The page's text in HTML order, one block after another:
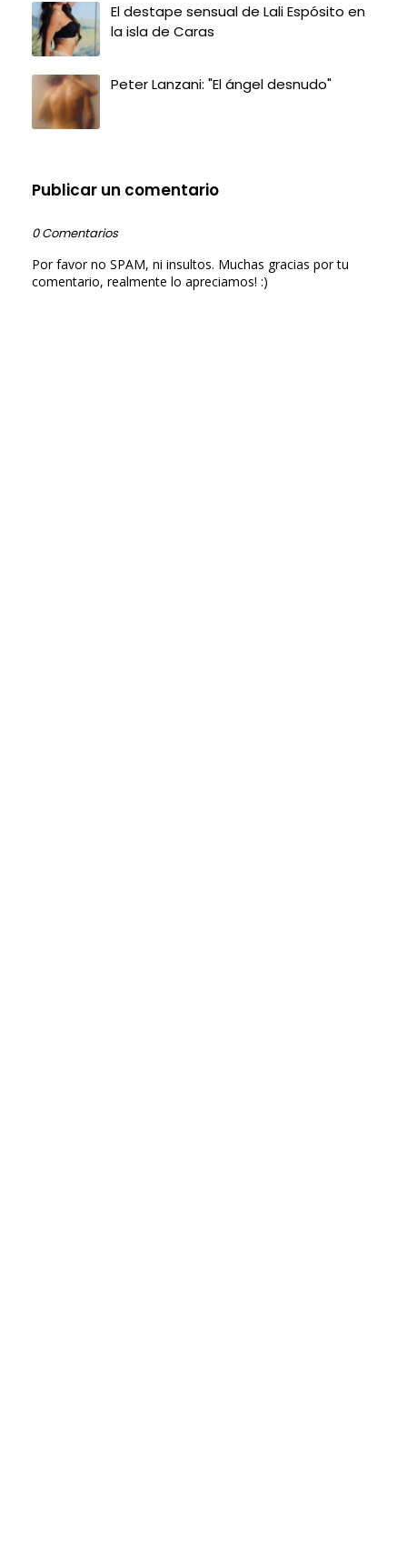
El destape sensual de Lali Espósito en
la isla de Caras
Peter Lanzani: "El ángel desnudo"
Publicar un comentario
0 Comentarios
Por favor no SPAM, ni insultos. Muchas gracias por tu
comentario, realmente lo apreciamos! :)